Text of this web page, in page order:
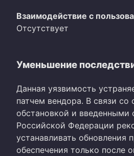
Взаимодействие с
Отсутствует
Уменьшение
Данная уязвимость
патчем вендора. В связи
обстановкой и введенными
Российской Федерации
устанавливать обновления
обеспечения только после